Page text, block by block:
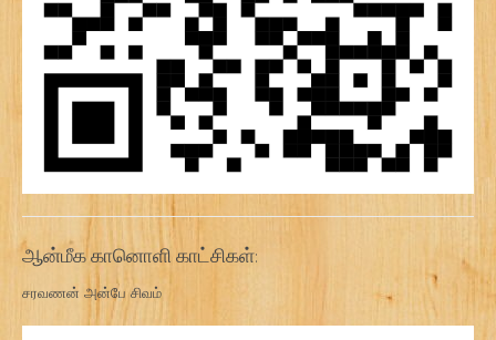
ஆன்மீக கானொளி காட்சிகள்:
சரவணன் அன்பே சிவம்